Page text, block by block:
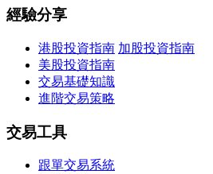
經驗分享
港股投資指南 加股投資指南
美股投資指南
交易基礎知識
進階交易策略
交易工具
跟單交易系統